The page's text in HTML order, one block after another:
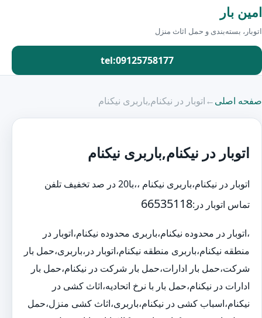
امین بار
اتوبار، بسته‌بندی و حمل اثاث منزل
tel:09125758177
صفحه اصلی←اتوبار در نیکنام,باربری نیکنام
اتوبار در نیکنام,باربری نیکنام
اتوبار در نیکنام،باربری نیکنام ،،با20 در صد تخفیف تلفن
تماس اتوبار در:66535118
،اتوبار در محدوده نیکنام،باربری محدوده نیکنام،اتوبار در
منطقه نیکنام،باربری منطقه نیکنام،اتوبار در،باربری،حمل بار
شرکت،حمل بار ادارات،حمل بار شرکت در نیکنام،حمل بار
ادارات در نیکنام،حمل بار با نرخ اتحادیه،اثاث کشی در
نیکنام،اسباب کشی در نیکنام،باربری،اثاث کشی منزل،حمل